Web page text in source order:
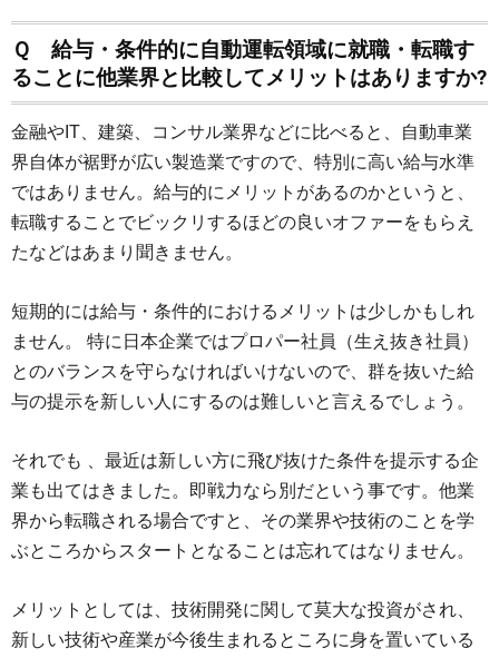
Ｑ 給与・条件的に自動運転領域に就職・転職す
ることに他業界と比較してメリットはありますか?
金融やIT、建築、コンサル業界などに比べると、自動車業
界自体が裾野が広い製造業ですので、特別に高い給与水準
ではありません。給与的にメリットがあるのかというと、
転職することでビックリするほどの良いオファーをもらえ
たなどはあまり聞きません。
短期的には給与・条件的におけるメリットは少しかもしれ
ません。 特に日本企業ではプロパー社員（生え抜き社員）
とのバランスを守らなければいけないので、群を抜いた給
与の提示を新しい人にするのは難しいと言えるでしょう。
それでも 、最近は新しい方に飛び抜けた条件を提示する企
業も出てはきました。即戦力なら別だという事です。他業
界から転職される場合ですと、その業界や技術のことを学
ぶところからスタートとなることは忘れてはなりません。
メリットとしては、技術開発に関して莫大な投資がされ、
新しい技術や産業が今後生まれるところに身を置いている